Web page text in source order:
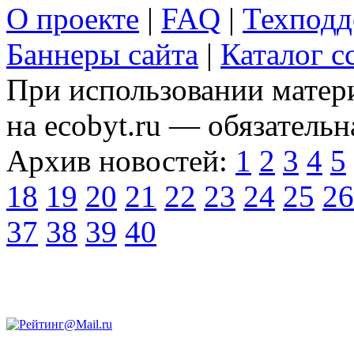
О проекте | FAQ |
Баннеры сайта | Каталог
При использовании
на ecobyt.ru —
Архив новостей: 1 2 3 4 5
18 19 20 21 22 23 24 25 26
37 38 39 40